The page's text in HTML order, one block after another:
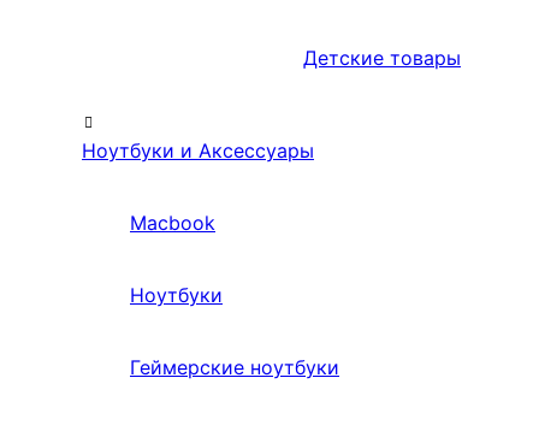
Детские товары
Ноутбуки и Аксессуары
Macbook
Ноутбуки
Геймерские ноутбуки